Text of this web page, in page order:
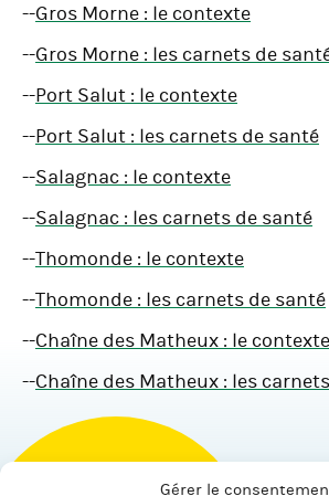
Gérer le
--Gros Morne : le contexte
--Gros Morne : les carnets de
--Port Salut : le contexte
--Port Salut : les carnets de santé
--Salagnac : le contexte
--Salagnac : les carnets de santé
--Thomonde : le contexte
--Thomonde : les carnets de santé
--Chaîne des Matheux : le contexte
--Chaîne des Matheux : les